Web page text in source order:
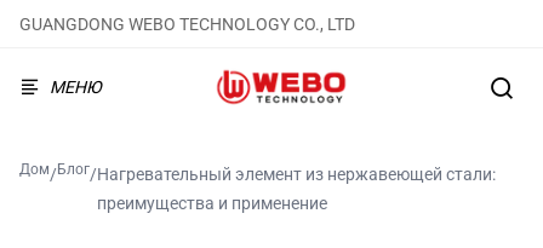
GUANGDONG WEBO TECHNOLOGY CO., LTD
МЕНЮ
Дом/Блог/Нагревательный элемент из нержавеющей стали:
преимущества и применение